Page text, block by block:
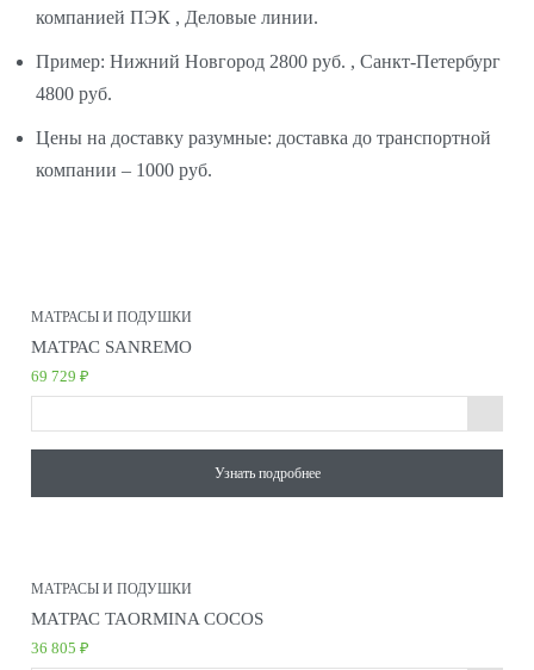
компанией ПЭК , Деловые линии.
Пример: Нижний Новгород 2800 руб. , Санкт-Петербург
4800 руб.
Цены на доставку разумные: доставка до транспортной
компании – 1000 руб.
МАТРАСЫ И ПОДУШКИ
МАТРАС SANREMO
69 729 ₽
Узнать подробнее
МАТРАСЫ И ПОДУШКИ
МАТРАС TAORMINA COCOS
36 805 ₽